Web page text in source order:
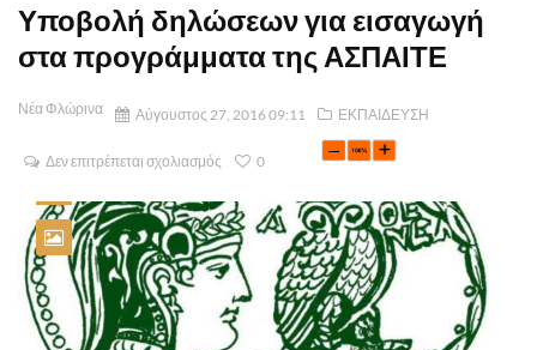
Υποβολή δηλώσεων για εισαγωγή
στα προγράμματα της ΑΣΠΑΙΤΕ
Νέα Φλώρινα Αύγουστος 27, 2016 09:11 ΕΚΠΑΙΔΕΥΣΗ
Δεν επιτρέπεται σχολιασμός 0